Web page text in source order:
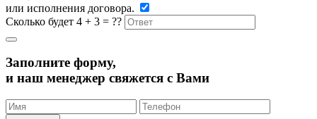
или исполнения договора.
Сколько будет 4 + 3 = ??
Заполните форму,
и наш менеджер свяжется с Вами